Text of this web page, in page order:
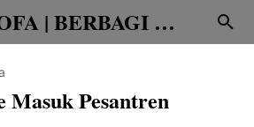
BAIT YOFA | BERBAGI CERITA
Masuk Pesantren